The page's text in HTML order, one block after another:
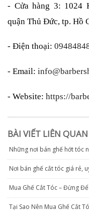
- Cửa hàng 3: 1024
quận Thủ Đức, tp. Hồ
- Điện thoại:
- Email:
- Website: https://
BÀI VIẾT LIÊN QUAN
Những nơi bán ghế hớt tóc
Nơi bán ghế cắt tóc giá rẻ,
Mua Ghế Cắt Tóc – Đừng
Tại Sao Nên Mua Ghế Cắt